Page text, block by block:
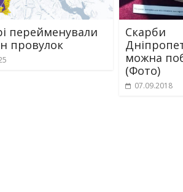
перейменували
провулок
Скарби
можна
(Фото)
07.09.2018